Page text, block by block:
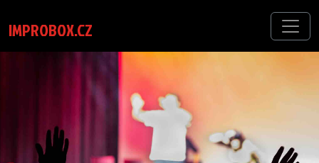
IMPROBOX.CZ